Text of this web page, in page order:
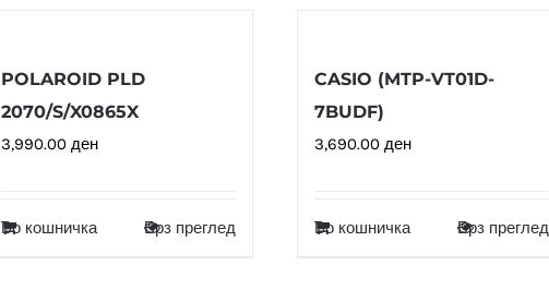
POLAROID PLD
2070/S/X0865X
3,990.00 ден
Во кошничка Брз преглед
CASIO (MTP-VT01D-
7BUDF)
3,690.00 ден
Во кошничка Брз преглед